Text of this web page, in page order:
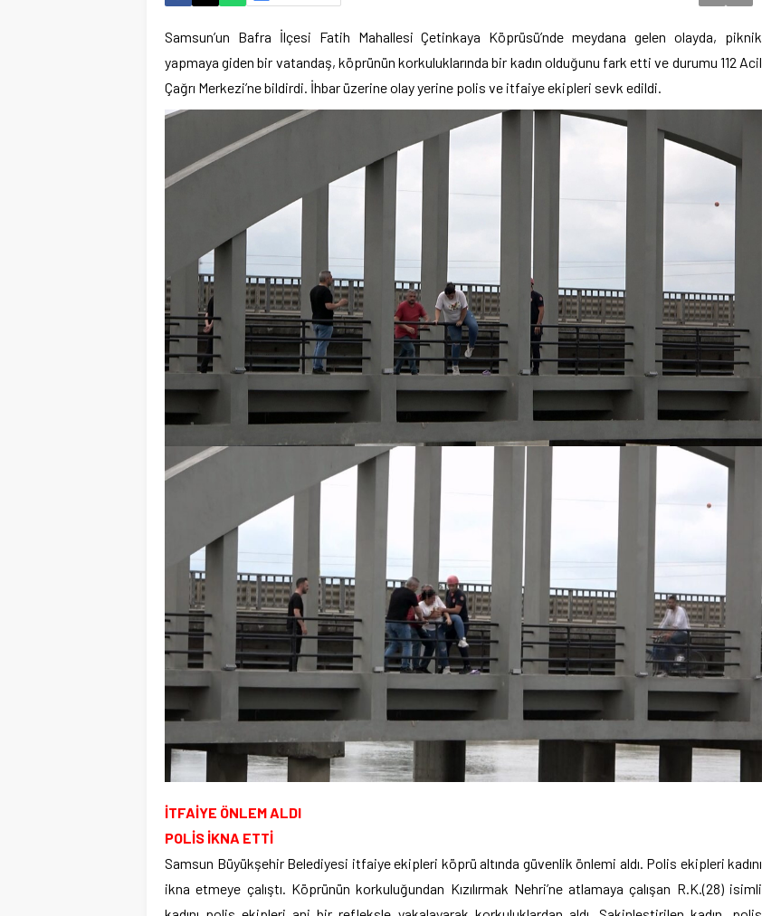
Samsun’un Bafra İlçesi Fatih Mahallesi Çetinkaya Köprüsü’nde meydana gelen olayda, piknik
yapmaya giden bir vatandaş, köprünün korkuluklarında bir kadın olduğunu fark etti ve durumu 112 Acil
Çağrı Merkezi’ne bildirdi. İhbar üzerine olay yerine polis ve itfaiye ekipleri sevk edildi.
İTFAİYE ÖNLEM ALDI
POLİS İKNA ETTİ
Samsun Büyükşehir Belediyesi itfaiye ekipleri köprü altında güvenlik önlemi aldı. Polis ekipleri kadını
ikna etmeye çalıştı. Köprünün korkuluğundan Kızılırmak Nehri’ne atlamaya çalışan R.K.(28) isimli